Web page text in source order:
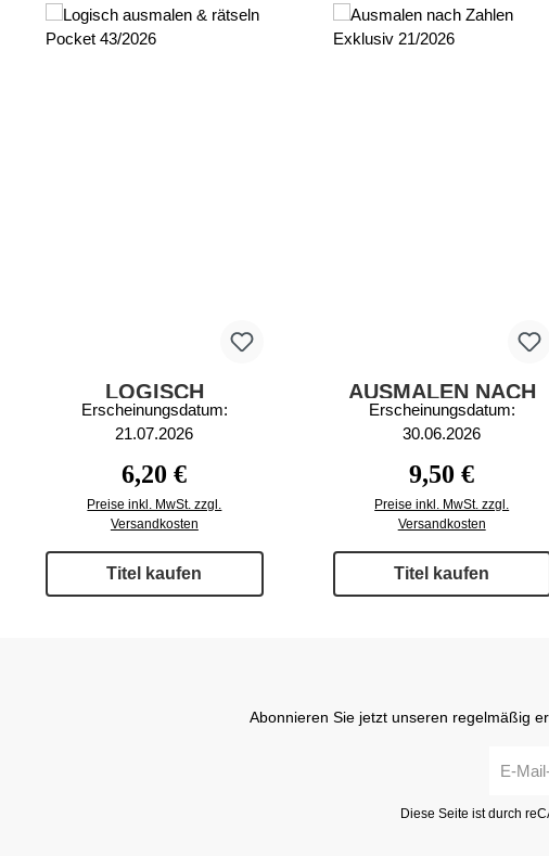
LOGISCH
AUSMALEN &
RÄTSELN POCKET
43/2026
Erscheinungsdatum:
21.07.2026
Regulärer Preis:
6,20 €
Preise inkl. MwSt. zzgl.
Versandkosten
Titel kaufen
AUSMALEN NACH
ZAHLEN EXKLUSIV
21/2026
Erscheinungsdatum:
30.06.2026
Regulärer Preis:
9,50 €
Preise inkl. MwSt. zzgl.
Versandkosten
Titel kaufen
Abonnieren Sie jetzt unseren regelmäßig
Mail-
Diese Seite ist durch